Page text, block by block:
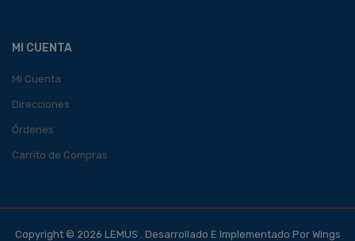
MI CUENTA
Mi Cuenta
Direcciones
Órdenes
Carrito de Compras
Copyright © 2026 LEMUS . Desarrollado E Implementado Por Wings